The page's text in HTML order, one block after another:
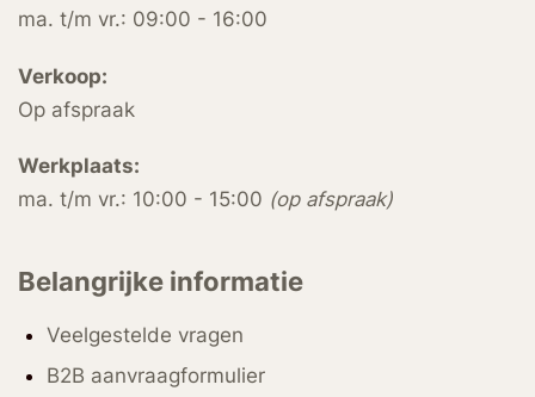
ma. t/m vr.: 09:00 - 16:00
Verkoop:
Op afspraak
Werkplaats:
ma. t/m vr.: 10:00 - 15:00 (op afspraak)
Belangrijke informatie
Veelgestelde vragen
B2B aanvraagformulier